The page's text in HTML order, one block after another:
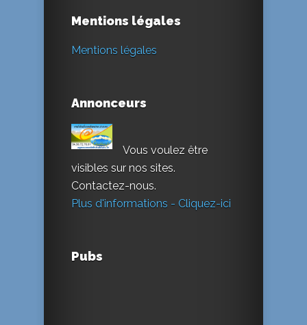
Mentions légales
Mentions légales
Annonceurs
Vous voulez être
visibles sur nos sites.
Contactez-nous.
Plus d'informations - Cliquez-ici
Pubs